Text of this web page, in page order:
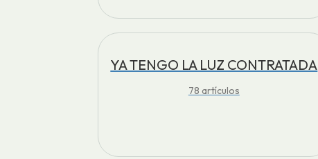
YA TENGO LA LUZ CONTRATADA
78 artículos